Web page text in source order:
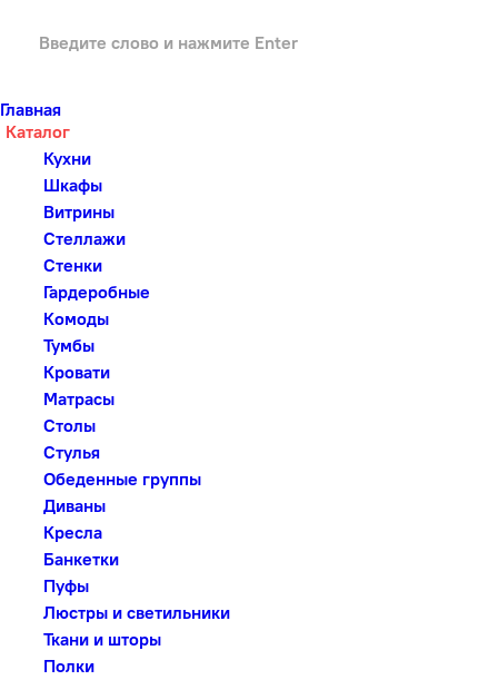
Главная
Каталог
Кухни
Шкафы
Витрины
Стеллажи
Стенки
Гардеробные
Комоды
Тумбы
Кровати
Матрасы
Столы
Стулья
Обеденные группы
Диваны
Кресла
Банкетки
Пуфы
Люстры и светильники
Ткани и шторы
Полки